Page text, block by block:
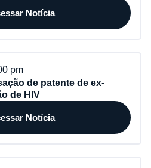
Notícia
pm
de patente de ex-
de HIV
Notícia